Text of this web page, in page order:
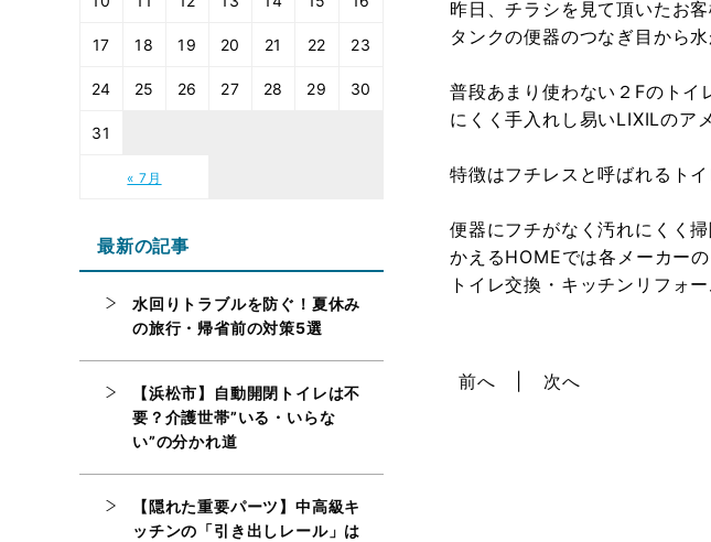
昨日、チラシを見て頂いたお
タンクの便器のつなぎ目から
普段あまり使わない２Fのト
にくく手入れし易いLIXILのア
特徴はフチレスと呼ばれるトイ
便器にフチがなく汚れにくく
かえるHOMEでは各メーカー
トイレ交換・キッチンリフォ
前へ 次へ
« 7月
17 18 19 20 21 22 23
24 25 26 27 28 29 30
31
最新の記事
水回りトラブルを防ぐ！夏休み
の旅行・帰省前の対策5選
【浜松市】自動開閉トイレは不
要？介護世帯”いる・いらな
い”の分かれ道
【隠れた重要パーツ】中高級キ
ッチンの「引き出しレール」は